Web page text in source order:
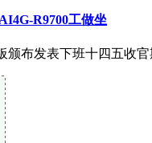
R9700工做坐
颁布发表下班十四五收